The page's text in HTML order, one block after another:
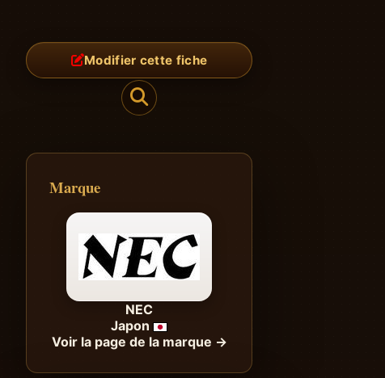
Modifier cette fiche
Marque
NEC
Japon
Voir la page de la marque →